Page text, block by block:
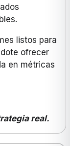
listos para
ofrecer
en métricas
real.